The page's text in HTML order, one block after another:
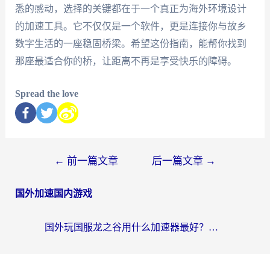
悉的感动，选择的关键都在于一个真正为海外环境设计
的加速工具。它不仅仅是一个软件，更是连接你与故乡
数字生活的一座稳固桥梁。希望这份指南，能帮你找到
那座最适合你的桥，让距离不再是享受快乐的障碍。
Spread the love
← 前一篇文章 后一篇文章 →
国外加速国内游戏
国外玩国服龙之谷用什么加速器最好？一份给海外游子的终极指南